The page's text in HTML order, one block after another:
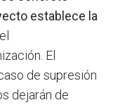
establece la
El
de supresión
dejarán de